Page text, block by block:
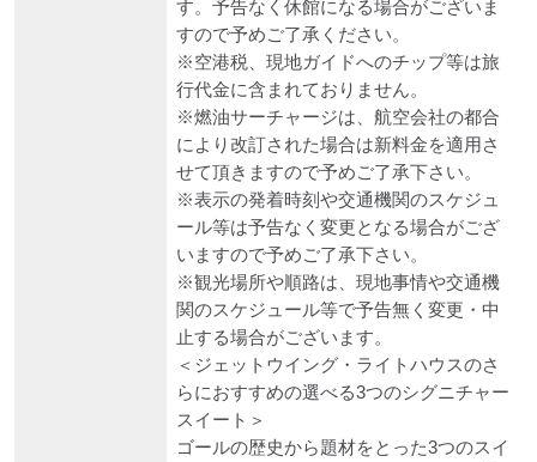
す。予告なく休館になる場合がございま
すので予めご了承ください。
※空港税、現地ガイドへのチップ等は旅
行代金に含まれておりません。
※燃油サーチャージは、航空会社の都合
により改訂された場合は新料金を適用さ
せて頂きますので予めご了承下さい。
※表示の発着時刻や交通機関のスケジュ
ール等は予告なく変更となる場合がござ
いますので予めご了承下さい。
※観光場所や順路は、現地事情や交通機
関のスケジュール等で予告無く変更・中
止する場合がございます。
＜ジェットウイング・ライトハウスのさ
らにおすすめの選べる3つのシグニチャー
スイート＞
ゴールの歴史から題材をとった3つのスイ